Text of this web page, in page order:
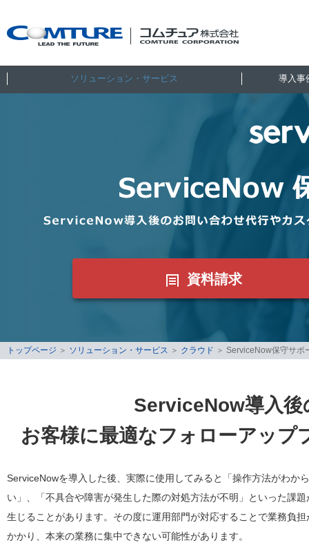
ソリューション・サービス 導入事
資料請求
トップページ ＞ ソリューション・サービス ＞ クラウド ＞ ServiceNow保守サポ
ServiceNow導入
お客様に最適なフォローアッ
ServiceNowを導入した後、実際に使用してみると「操作方法がわか
い」、「不具合や障害が発生した際の対処方法が不明」といった課題
生じることがあります。その度に運用部門が対応することで業務負担
かかり、本来の業務に集中できない可能性があります。